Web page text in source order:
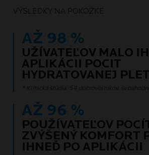
VÝSLEDKY NA POKOŽKE
AŽ 98 %
UŽÍVATEĽOV MALO
APLIKÁCII POCIT
HYDRATOVANEJ
* Klinická štúdia: 54 dobrovoľníkov,
AŽ 96 %
POUŽÍVATEĽOV
ZVÝŠENÝ KOMFORT
IHNEĎ PO APLIKÁCII